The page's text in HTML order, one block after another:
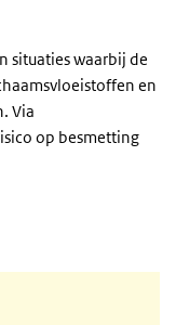
situaties waarbij de
en
Via
op besmetting